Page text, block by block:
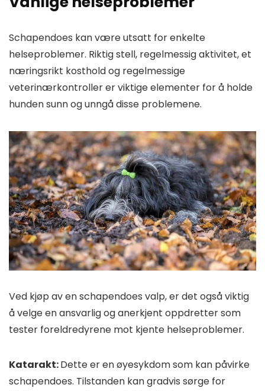
Schapendoes kan være utsatt for enkelte
helseproblemer. Riktig stell, regelmessig aktivitet, et
næringsrikt kosthold og regelmessige
veterinærkontroller er viktige elementer for å holde
hunden sunn og unngå disse problemene.
Ved kjøp av en schapendoes valp, er det også viktig
å velge en ansvarlig og anerkjent oppdretter som
tester foreldredyrene mot kjente helseproblemer.
Katarakt:Dette er en øyesykdom som kan påvirke
schapendoes. Tilstanden kan gradvis sørge for